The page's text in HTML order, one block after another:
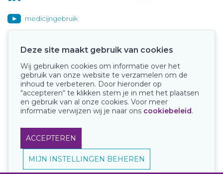
medicijngebruik
Onze keurmerken
Deze site maakt gebruik van cookies
Wij gebruiken cookies om informatie over het
gebruik van onze website te verzamelen om de
inhoud te verbeteren. Door hieronder op
“accepteren“ te klikken stem je in met het plaatsen
en gebruik van al onze cookies. Voor meer
informatie verwijzen wij je naar ons cookiebeleid.
ACCEPTEREN
MIJN INSTELLINGEN BEHEREN